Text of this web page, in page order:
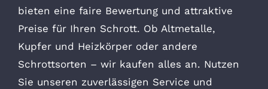
bieten eine faire Bewertung und attraktive
Preise für Ihren Schrott. Ob Altmetalle,
Kupfer und Heizkörper oder andere
Schrottsorten – wir kaufen alles an. Nutzen
Sie unseren zuverlässigen Service und